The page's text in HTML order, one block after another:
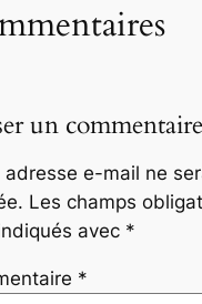
un commentaire
adresse e-mail ne
Les champs
avec *
*